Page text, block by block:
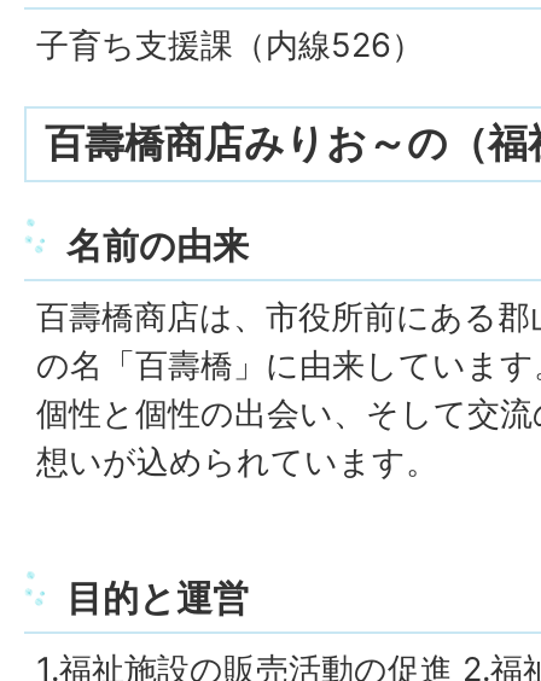
子育ち支援課（内線526）
百壽橋商店みりお～の（
名前の由来
百壽橋商店は、市役所前にある
の名「百壽橋」に由来していま
個性と個性の出会い、そして交
想いが込められています。
目的と運営
1.福祉施設の販売活動の促進 2.福